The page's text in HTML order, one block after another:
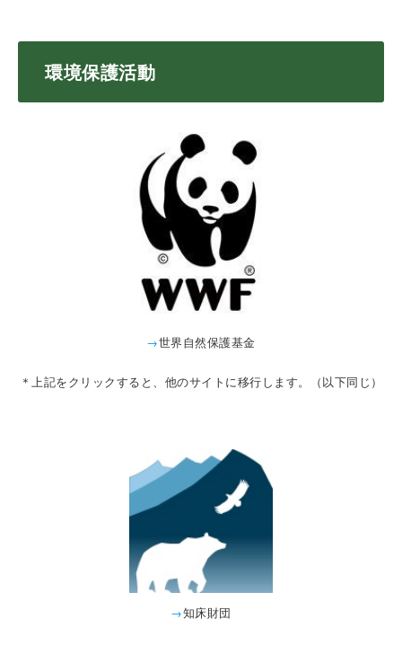
環境保護活動
→世界自然保護基金
＊上記をクリックすると、他のサイトに移行します。（以下同じ）
→知床財団